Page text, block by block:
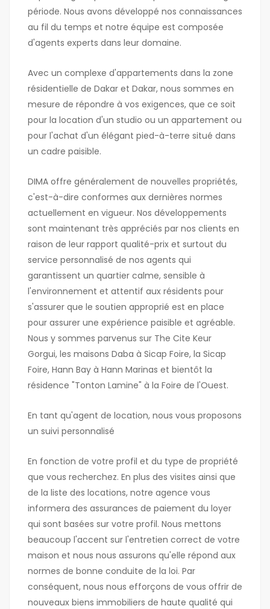
période. Nous avons développé nos connaissances
au fil du temps et notre équipe est composée
d'agents experts dans leur domaine.
Avec un complexe d'appartements dans la zone
résidentielle de Dakar et Dakar, nous sommes en
mesure de répondre à vos exigences, que ce soit
pour la location d'un studio ou un appartement ou
pour l'achat d'un élégant pied-à-terre situé dans
un cadre paisible.
DIMA offre généralement de nouvelles propriétés,
c'est-à-dire conformes aux dernières normes
actuellement en vigueur. Nos développements
sont maintenant très appréciés par nos clients en
raison de leur rapport qualité-prix et surtout du
service personnalisé de nos agents qui
garantissent un quartier calme, sensible à
l'environnement et attentif aux résidents pour
s'assurer que le soutien approprié est en place
pour assurer une expérience paisible et agréable.
Nous y sommes parvenus sur The Cite Keur
Gorgui, les maisons Daba à Sicap Foire, la Sicap
Foire, Hann Bay à Hann Marinas et bientôt la
résidence "Tonton Lamine" à la Foire de l'Ouest.
En tant qu'agent de location, nous vous proposons
un suivi personnalisé
En fonction de votre profil et du type de propriété
que vous recherchez. En plus des visites ainsi que
de la liste des locations, notre agence vous
informera des assurances de paiement du loyer
qui sont basées sur votre profil. Nous mettons
beaucoup l'accent sur l'entretien correct de votre
maison et nous nous assurons qu'elle répond aux
normes de bonne conduite de la loi. Par
conséquent, nous nous efforçons de vous offrir de
nouveaux biens immobiliers de haute qualité qui